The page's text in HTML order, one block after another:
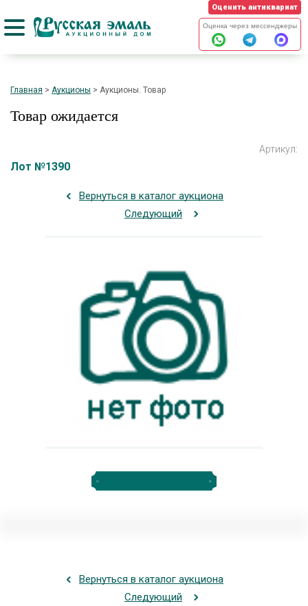
Оценить антиквариат
Оценка через мессенджеры
Главная > Аукционы > Аукционы. Товар
Вернуться в каталог аукциона
Следующий
Товар ожидается
Лот №1390
Артикул:
Вернуться в каталог аукциона
Следующий